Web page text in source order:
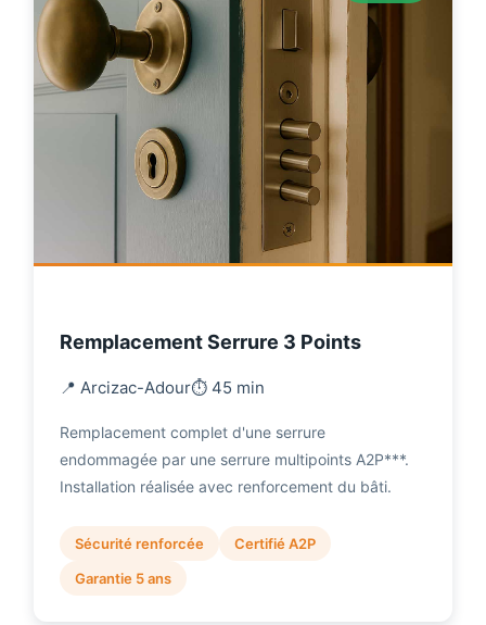
Remplacement Serrure 3 Points
📍 Arcizac-Adour⏱️ 45 min
Remplacement complet d'une serrure
endommagée par une serrure multipoints A2P***.
Installation réalisée avec renforcement du bâti.
Sécurité renforcée
Certifié A2P
Garantie 5 ans